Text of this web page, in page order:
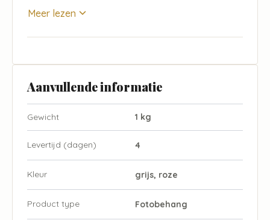
Meer lezen
Aanvullende informatie
Gewicht 1 kg
Levertijd (dagen) 4
Kleur grijs, roze
Product type Fotobehang